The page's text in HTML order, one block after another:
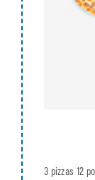
3 pizzas 12